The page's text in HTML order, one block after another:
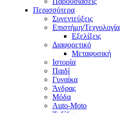
Περισσότερα
Συνεντεύξεις
Επιστήμη/Τεχνολογία
Εξελίξεις
Διαφορετικό
Μεταφυσική
Ιστορία
Παιδί
Γυναίκα
Άνδρας
Μόδα
Auto-Moto